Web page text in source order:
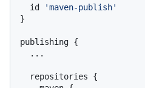
  id
'maven-publish'
}
publishing {